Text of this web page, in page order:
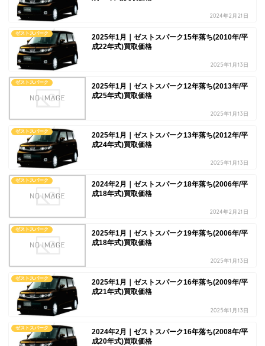
2024年2月21日
ゼストスパーク
2025年1月｜ゼストスパーク15年落ち(2010年/平
成22年式)買取価格
2025年1月13日
ゼストスパーク
2025年1月｜ゼストスパーク12年落ち(2013年/平
成25年式)買取価格
2025年1月13日
ゼストスパーク
2025年1月｜ゼストスパーク13年落ち(2012年/平
成24年式)買取価格
2025年1月13日
ゼストスパーク
2024年2月｜ゼストスパーク18年落ち(2006年/平
成18年式)買取価格
2024年2月21日
ゼストスパーク
2025年1月｜ゼストスパーク19年落ち(2006年/平
成18年式)買取価格
2025年1月13日
ゼストスパーク
2025年1月｜ゼストスパーク16年落ち(2009年/平
成21年式)買取価格
2025年1月13日
ゼストスパーク
2024年2月｜ゼストスパーク16年落ち(2008年/平
成20年式)買取価格